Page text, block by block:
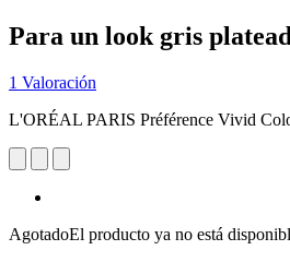
Para un look gris
1 Valoración
L'ORÉAL PARIS Préférence Vivid
AgotadoEl producto ya no está